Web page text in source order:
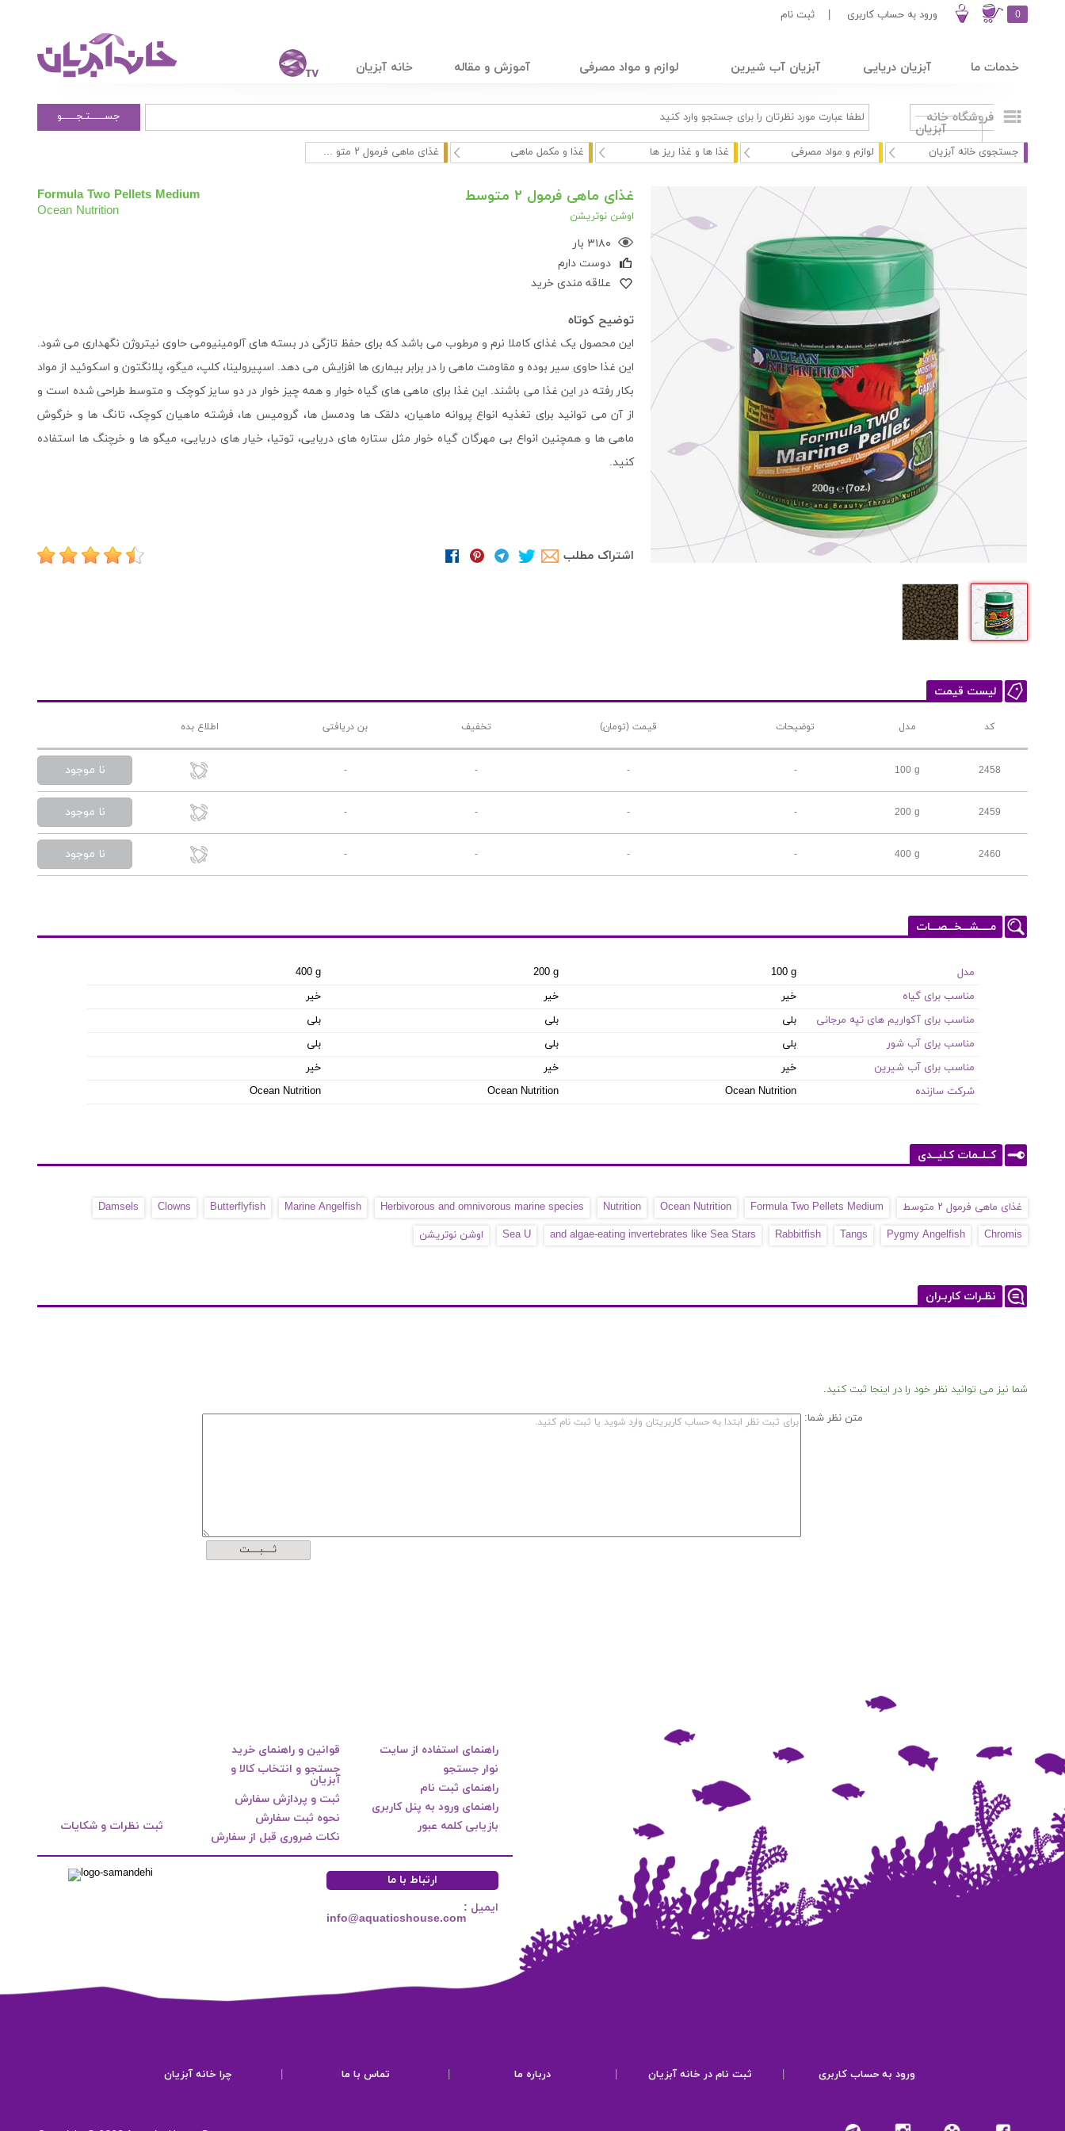
0 ورود به حساب کاربری ثبت نام
خدمات ما آبزیان دریایی آبزیان آب شیرین لوازم و مواد مصرفی آموزش و مقاله خانه آبزیان
فروشگاه خانه
آبزیان
جســــــتـجــــــو
جستجوی خانه آبزیان لوازم و مواد مصرفی غذا ها و غذا ریز ها غذا و مکمل ماهی غذای ماهی فرمول ۲ متو ...
غذای ماهی فرمول ۲ متوسط
اوشن نوتریشن
۳۱۸۰ بار
دوست دارم
علاقه مندی خرید
Formula Two Pellets Medium
Ocean Nutrition
توضیح کوتاه
این محصول یک غذای کاملا نرم و مرطوب می باشد که برای حفظ تازگی در بسته های آلومینیومی حاوی نیتروژن نگهداری می شود.
این غذا حاوی سیر بوده و مقاومت ماهی را در برابر بیماری ها افزایش می دهد. اسپیرولینا، کلپ، میگو، پلانگتون و اسکوئید از مواد
بکار رفته در این غذا می باشند. این غذا برای ماهی های گیاه خوار و همه چیز خوار در دو سایز کوچک و متوسط طراحی شده است و
از آن می توانید برای تغذیه انواع پروانه ماهیان، دلقک ها ودمسل ها، گرومیس ها، فرشته ماهیان کوچک، تانگ ها و خرگوش
ماهی ها و همچنین انواع بی مهرگان گیاه خوار مثل ستاره های دریایی، توتیا، خیار های دریایی، میگو ها و خرچنگ ها استفاده
کنید.
اشتراک مطلب
لیست قیمت
کد مدل توضیحات قیمت (تومان) تخفیف بن دریافتی اطلاع بده
2458
100 g
-
-
-
- نا موجود
2459
200 g
-
-
-
- نا موجود
2460
400 g
-
-
-
- نا موجود
مـــــشـــخـــصـــات
مدل 100 g
200 g
400 g
مناسب برای گیاه
خیر خیر
خیر
مناسب برای آکواریم های تپه مرجانی
بلی بلی
بلی
مناسب برای آب شور
بلی بلی
بلی
مناسب برای آب شیرین
خیر خیر
خیر
شرکت سازنده
Ocean Nutrition
Ocean Nutrition
Ocean Nutrition
کــلــمات کـلیــدی
غذای ماهی فرمول ۲ متوسط Formula Two Pellets Medium
Ocean Nutrition
Nutrition
Herbivorous and omnivorous marine species
Marine Angelfish
Butterflyfish
Clowns
Damsels
Chromis
Pygmy Angelfish
Tangs
Rabbitfish
and algae-eating invertebrates like Sea Stars
Sea U اوشن نوتریشن
نظـرات کاربـران
شما نیز می توانید نظر خود را در اینجا ثبت کنید.
متن نظر شما:
ثــــبــــت
راهنمای استفاده از سایت
نوار جستجو
راهنمای ثبت نام
راهنمای ورود به پنل کاربری
بازیابی کلمه عبور
قوانین و راهنمای خرید
جستجو و انتخاب کالا و
آبزیان
ثبت و پردازش سفارش
نحوه ثبت سفارش
نکات ضروری قبل از سفارش
ثبت نظرات و شکایات
ارتباط با ما
ایمیل :
info@aquaticshouse.com
ورود به حساب کاربری ثبت نام در خانه آبزیان درباره ما تماس با ما چرا خانه آبزیان